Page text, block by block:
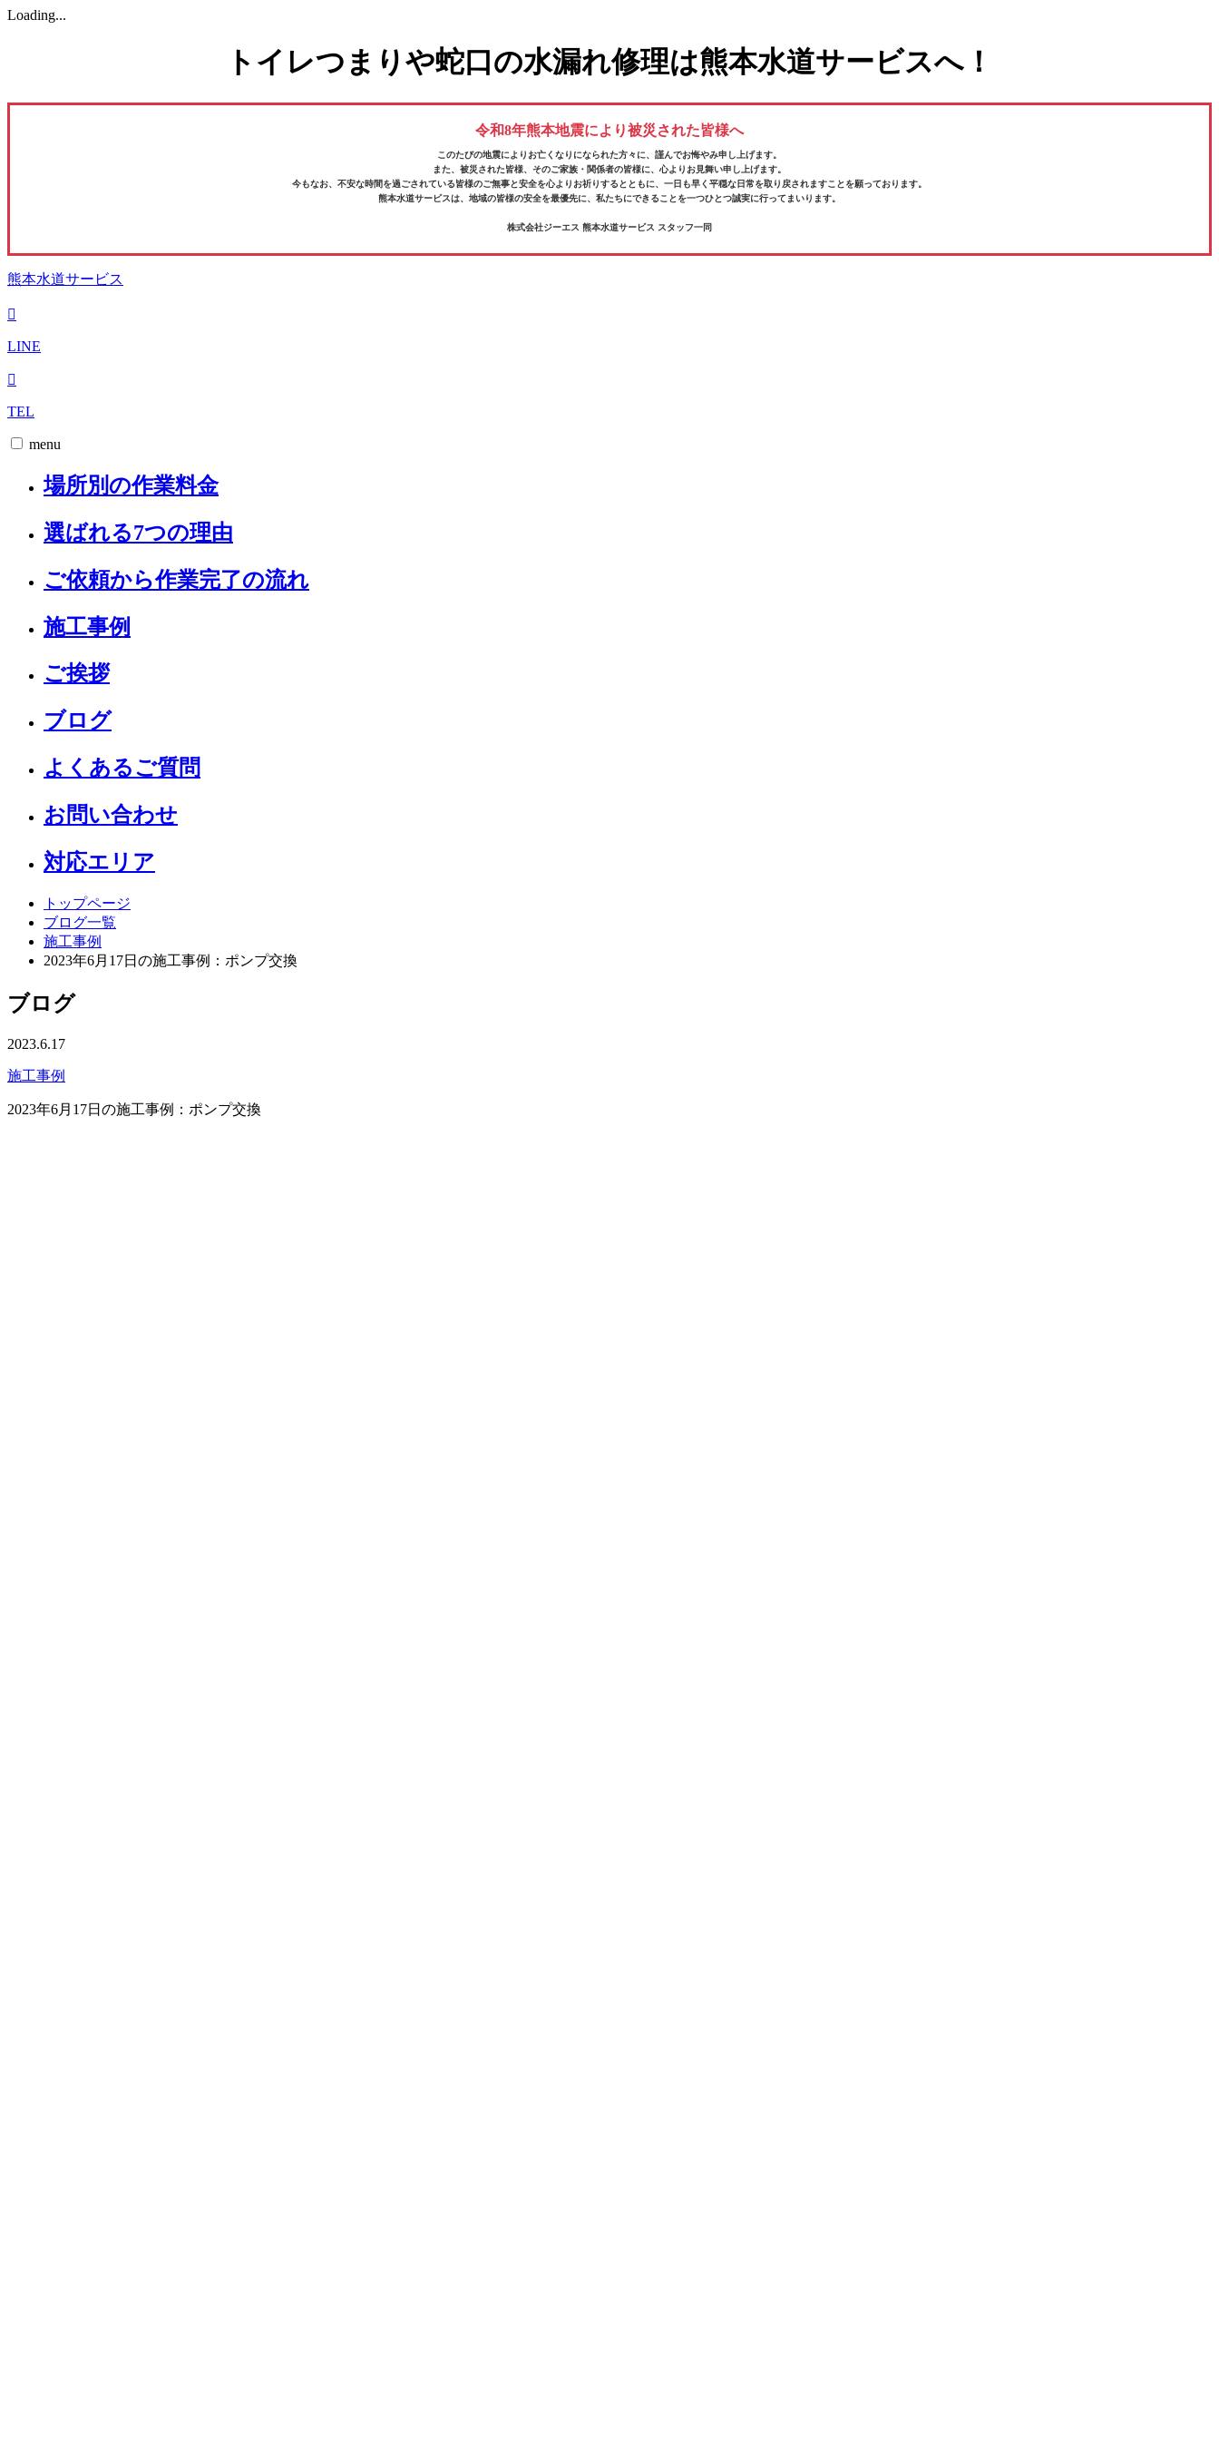
Loading...
トイレつまりや蛇口の水漏れ修理は熊本水道サービスへ！
令和8年熊本地震により被災された皆様へ
このたびの地震によりお亡くなりになられた方々に、 謹んでお悔やみ申し上げます。
また、被災された皆様、そのご家族・関係者の皆様に、 心よりお見舞い申し上げます。
今もなお、不安な時間を過ごされている皆様のご無事と安全を心よりお祈りするとともに、 一日も早く平穏な日常を取り戻されますことを願っております。
熊本水道サービスは、地域の皆様の安全を最優先に、 私たちにできることを一つひとつ誠実に行ってまいります。
株式会社ジーエス 熊本水道サービス スタッフ一同
熊本水道サービス
LINE
TEL
menu
場所別の作業料金
選ばれる7つの理由
ご依頼から作業完了の流れ
施工事例
ご挨拶
ブログ
よくあるご質問
お問い合わせ
対応エリア
トップページ
ブログ一覧
施工事例
2023年6月17日の施工事例：ポンプ交換
ブログ
2023.6.17
施工事例
2023年6月17日の施工事例：ポンプ交換